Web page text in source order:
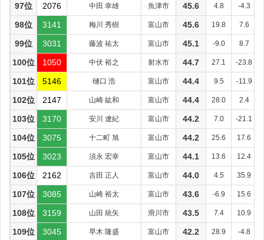
97位 2076 中田 幸雄 魚津市 45.6 4.8 -4.3
98位 3141 梅川 秀樹 富山市 45.6 19.8 7.6
99位 3031 藤波 祐太 富山市 45.1 -9.0 8.7
100位 1050 中伏 裕之 射水市 44.7 27.1 -23.8
101位 5146 樋口 浩 富山市 44.4 9.5 -11.9
102位 2147 山崎 紘和 富山市 44.4 28.0 2.4
103位 3170 安川 遼紀 富山市 44.2 7.0 -21.1
104位 3075 十二町 旭 富山市 44.2 25.6 17.6
105位 3023 須永 宏幸 富山市 44.1 13.6 12.4
106位 2162 吉田 正人 富山市 44.0 4.5 35.9
107位 3085 山崎 裕太 富山市 43.6 -6.9 15.6
108位 3159 山田 統矢 滑川市 43.5 7.4 10.9
109位 3045 早木 隆盛 富山市 42.2 28.9 -4.8